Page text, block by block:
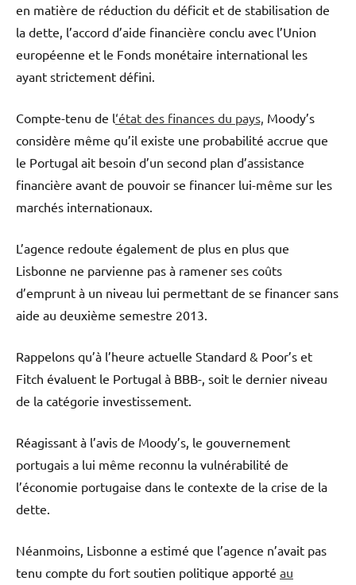
en matière de réduction du déficit et de stabilisation de
la dette, l’accord d’aide financière conclu avec l’Union
européenne et le Fonds monétaire international les
ayant strictement défini.
Compte-tenu de l‘état des finances du pays, Moody’s
considère même qu’il existe une probabilité accrue que
le Portugal ait besoin d’un second plan d’assistance
financière avant de pouvoir se financer lui-même sur les
marchés internationaux.
L’agence redoute également de plus en plus que
Lisbonne ne parvienne pas à ramener ses coûts
d’emprunt à un niveau lui permettant de se financer sans
aide au deuxième semestre 2013.
Rappelons qu’à l’heure actuelle Standard & Poor’s et
Fitch évaluent le Portugal à BBB-, soit le dernier niveau
de la catégorie investissement.
Réagissant à l’avis de Moody’s, le gouvernement
portugais a lui même reconnu la vulnérabilité de
l’économie portugaise dans le contexte de la crise de la
dette.
Néanmoins, Lisbonne a estimé que l’agence n’avait pas
tenu compte du fort soutien politique apporté au